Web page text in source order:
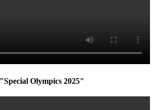
"Special Olympics 2025"